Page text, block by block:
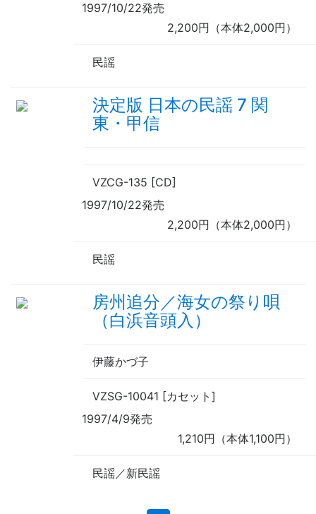
1997/10/22発売
2,200円（本体2,000円）
民謡
決定版 日本の民謡 7 関
東・甲信
VZCG-135 [CD]
1997/10/22発売
2,200円（本体2,000円）
民謡
房州追分／海女の祭り唄
（白浜音頭入）
伊藤かづ子
VZSG-10041 [カセット]
1997/4/9発売
1,210円（本体1,100円）
民謡／新民謡